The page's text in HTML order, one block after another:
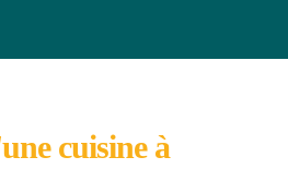
cuisine à